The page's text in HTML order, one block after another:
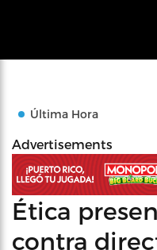
Última Hora
Advertisements
Ética
contra